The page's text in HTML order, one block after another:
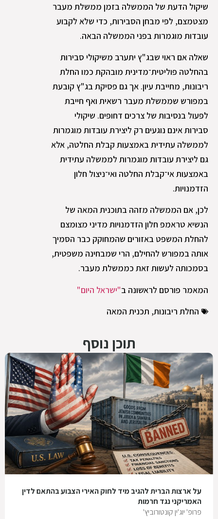
שיקול הדעת של הממשלה בזמן ממשלת מעבר
מצטמצם, לפי מבחן הסבירות, כדי שלא לקבוע
עובדות מוגמרות בפני הממשלה הבאה.
שאלה אם ראוי שבג"ץ יתערב משיקולי סבירות
בהחלטה פוליטית־מדינית מובהקת כמו החלת
ריבונות, מחייבת עיון. אך גם פסיקת בג"ץ קובעת
במפורש שממשלת מעבר רשאית ואף חייבת
לפעול בנסיבות של צרכים דחופים. שיקולי
סבירות אינם נוגעים רק ליצירת עובדות מוגמרות
לממשלה עתידית באמצעות קבלת החלטה, אלא
גם ליצירת עובדות מוגמרות לממשלה עתידית
באמצעות אי־קבלת החלטה ואי־ניצול חלון
הזדמנויות.
לכן, אם הממשלה מזהה בתוכנית המאה של
הנשיא טראמפ חלון הזדמנויות מדיני מצומצם
להחלת המשפט באזורים שהמחוקק כבר הסמיך
אותה במפורש להחילם, הרי שמבחינה משפטית,
בסמכותה לעשות זאת כממשלת מעבר.
המאמר פורסם לראשונה ב"ישראל היום"
החלת ריבונות, תכנית המאה
תוכן נוסף
על ארצות הברית להגיב מיד לחוק האירי הצבוע בהתאם לדין
האמריקני נגד חרמות
פרופ' יוג'ין קונטורוביץ'